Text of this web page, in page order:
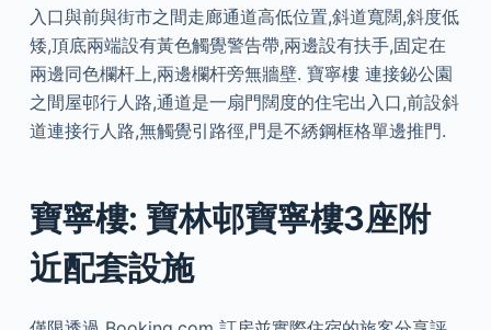
入口與前與街市之間走廊通道高低位置,斜道寬闊,斜度低
矮,頂底兩端設有黃色觸覺警告帶,兩邊設有扶手,固定在
兩邊同色欄杆上,兩邊欄杆旁無牆壁. 寶寧樓 連接鉍公園
之間屋邨行人路,通道是一扇門闊度的住宅出入口,前設斜
道連接行人路,無觸覺引路徑,門是不綉鋼框格單邊推門.
寶寧樓: 寶林邨寶寧樓3座附
近配套設施